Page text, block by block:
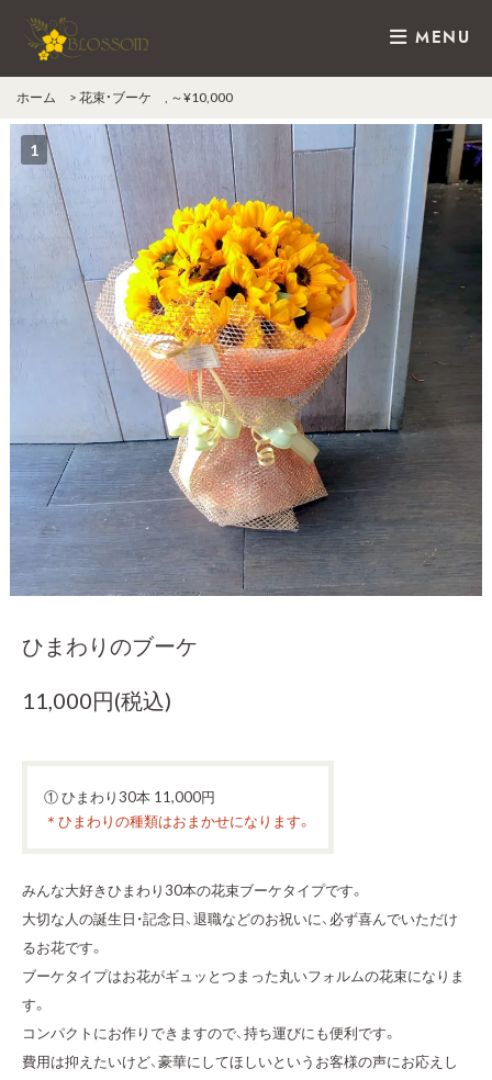
MENU
ホーム > 花束・ブーケ , ～¥10,000
1
ひまわりのブーケ
11,000円(税込)
① ひまわり30本 11,000円
＊ひまわりの種類はおまかせになります。
みんな大好きひまわり30本の花束ブーケタイプです。
大切な人の誕生日・記念日、退職などのお祝いに、必ず喜んでいただけ
るお花です。
ブーケタイプはお花がギュッとつまった丸いフォルムの花束になりま
す。
コンパクトにお作りできますので、持ち運びにも便利です。
費用は抑えたいけど、豪華にしてほしいというお客様の声にお応えし